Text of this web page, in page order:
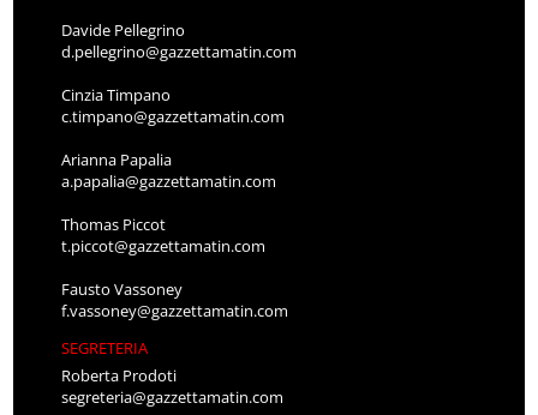
Davide Pellegrino
d.pellegrino@gazzettamatin.com
Cinzia Timpano
c.timpano@gazzettamatin.com
Arianna Papalia
a.papalia@gazzettamatin.com
Thomas Piccot
t.piccot@gazzettamatin.com
Fausto Vassoney
f.vassoney@gazzettamatin.com
SEGRETERIA
Roberta Prodoti
segreteria@gazzettamatin.com